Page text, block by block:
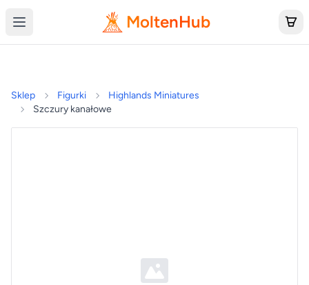
MoltenHub
Sklep Figurki
Highlands Miniatures
Szczury kanałowe